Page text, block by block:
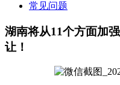
常见问题
湖南将从11个方面加
让！